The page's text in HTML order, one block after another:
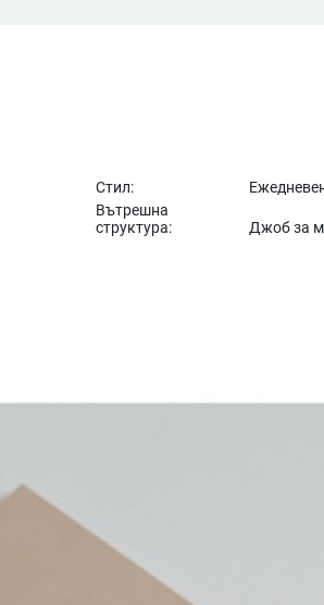
Стил:
Вътрешна
структура:
Джоб за